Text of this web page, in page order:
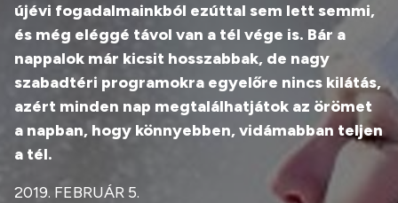
újévi fogadalmainkból ezúttal sem lett semmi,
és még eléggé távol van a tél vége is. Bár a
nappalok már kicsit hosszabbak, de nagy
szabadtéri programokra egyelőre nincs kilátás,
azért minden nap megtalálhatjátok az örömet
a napban, hogy könnyebben, vidámabban teljen
a tél.
2019. FEBRUÁR 5.